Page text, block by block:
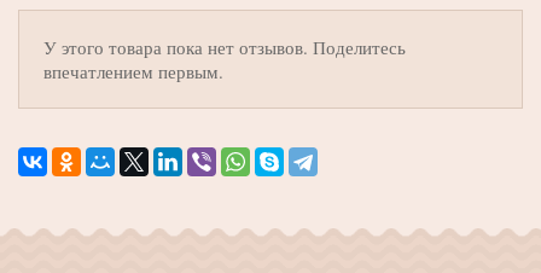
У этого товара пока нет отзывов. Поделитесь
впечатлением первым.